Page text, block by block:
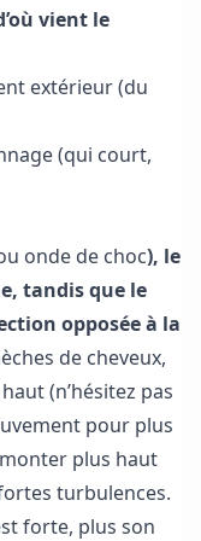
vient le
extérieur (du
(qui court,
onde de choc), le
tandis que le
opposée à la
de cheveux,
(n’hésitez pas
pour plus
plus haut
turbulences.
forte, plus son